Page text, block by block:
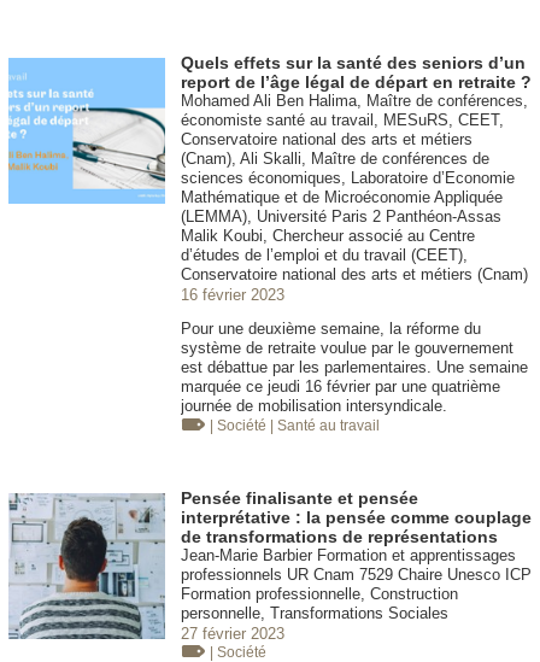
Quels effets sur la santé des seniors d’un
report de l’âge légal de départ en retraite ?
Mohamed Ali Ben Halima, Maître de conférences,
économiste santé au travail, MESuRS, CEET,
Conservatoire national des arts et métiers
(Cnam), Ali Skalli, Maître de conférences de
sciences économiques, Laboratoire d’Economie
Mathématique et de Microéconomie Appliquée
(LEMMA), Université Paris 2 Panthéon-Assas
Malik Koubi, Chercheur associé au Centre
d’études de l’emploi et du travail (CEET),
Conservatoire national des arts et métiers (Cnam)
16 février 2023
Pour une deuxième semaine, la réforme du
système de retraite voulue par le gouvernement
est débattue par les parlementaires. Une semaine
marquée ce jeudi 16 février par une quatrième
journée de mobilisation intersyndicale.
| Société | Santé au travail
Pensée finalisante et pensée
interprétative : la pensée comme couplage
de transformations de représentations
Jean-Marie Barbier Formation et apprentissages
professionnels UR Cnam 7529 Chaire Unesco ICP
Formation professionnelle, Construction
personnelle, Transformations Sociales
27 février 2023
| Société